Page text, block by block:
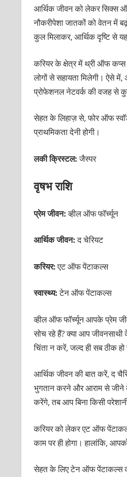
आर्थिक जीवन को लेकर सिक्स
नौकरीपेशा जातकों को वेतन में
कुल मिलाकर, आर्थिक दृष्टि से
करियर के क्षेत्र में थ्री ऑफ कप्स
लोगों से सहायता मिलेगी। ऐसे
प्रोफेशनल नेटवर्क की वजह से
सेहत के लिहाज़ से, फोर ऑफ
प्राथमिकता देनी होगी।
लकी क्रिस्टल:जैस्पर
वृषभ राशि
प्रेम जीवन:व्हील ऑफ फॉर्च्यून
आर्थिक जीवन:द चेरियट
करियर:एट ऑफ पेंटाकल्स
स्वास्थ्य:टेन ऑफ पेंटाकल्स
व्हील ऑफ फॉर्च्यून आपके प्रेम
सोच रहे हैं? क्या आप
चिंता न करें, जल्द ही सब ठीक हो
आर्थिक जीवन की बात करें, द
भुगतान करने और आराम से जीने
करेंगे, तब आप बिना किसी
करियर को लेकर एट ऑफ
काम पर ही होगा। हालांकि,
सेहत के लिए टेन ऑफ पेंटाकल्स को